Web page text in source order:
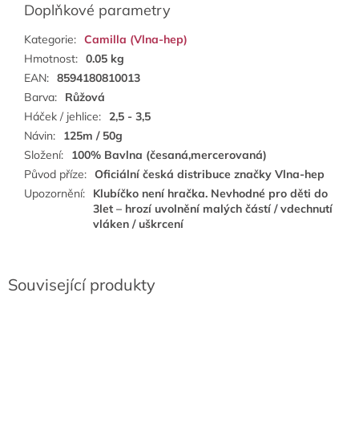
Související produkty
Doplňkové parametry
Kategorie: Camilla (Vlna-hep)
Hmotnost: 0.05 kg
EAN: 8594180810013
Barva:
Růžová
Háček / jehlice: 2,5 - 3,5
Návin:
125m / 50g
Složení:
100% Bavlna (česaná,mercerovaná)
Původ příze: Oficiální česká distribuce značky Vlna-hep
Upozornění:
Klubíčko není hračka. Nevhodné pro děti do
3let – hrozí uvolnění malých částí / vdechnutí
vláken / uškrcení